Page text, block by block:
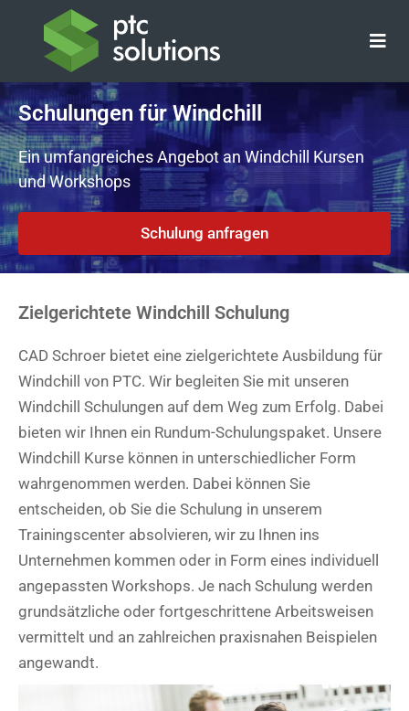
springen
Schulungen für Windchill
Ein umfangreiches Angebot an Windchill Kursen
und Workshops
Schulung anfragen
Zielgerichtete Windchill Schulung
CAD Schroer bietet eine zielgerichtete Ausbildung für
Windchill von PTC. Wir begleiten Sie mit unseren
Windchill Schulungen auf dem Weg zum Erfolg. Dabei
bieten wir Ihnen ein Rundum-Schulungspaket. Unsere
Windchill Kurse können in unterschiedlicher Form
wahrgenommen werden. Dabei können Sie
entscheiden, ob Sie die Schulung in unserem
Trainingscenter absolvieren, wir zu Ihnen ins
Unternehmen kommen oder in Form eines individuell
angepassten Workshops. Je nach Schulung werden
grundsätzliche oder fortgeschrittene Arbeitsweisen
vermittelt und an zahlreichen praxisnahen Beispielen
angewandt.